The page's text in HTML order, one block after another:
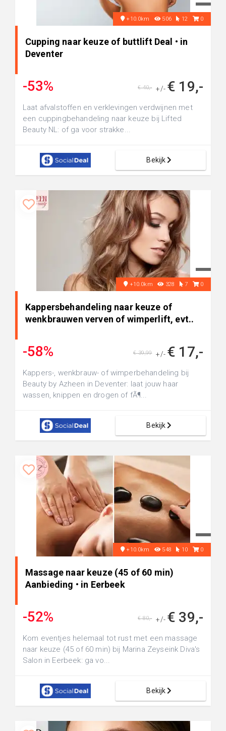
+10.0km 506 12 0
Cupping naar keuze of buttlift Deal • in
Deventer
-53% +/- € 19,-
€ 40,-
Laat afvalstoffen en verklevingen verdwijnen met
een cuppingbehandeling naar keuze bij Lifted
Beauty NL: of ga voor strakke...
Bekijk
+10.0km 328 7 0
Kappersbehandeling naar keuze of
wenkbrauwen verven of wimperlift, evt..
-58% +/- € 17,-
€ 39,99
Kappers-, wenkbrauw- of wimperbehandeling bij
Beauty by Azheen in Deventer: laat jouw haar
wassen, knippen en drogen of fÃ¶...
Bekijk
+10.0km 548 10 0
Massage naar keuze (45 of 60 min)
Aanbieding • in Eerbeek
-52% +/- € 39,-
€ 80,-
Kom eventjes helemaal tot rust met een massage
naar keuze (45 of 60 min) bij Marina Zeyseink Diva's
Salon in Eerbeek: ga vo...
Bekijk